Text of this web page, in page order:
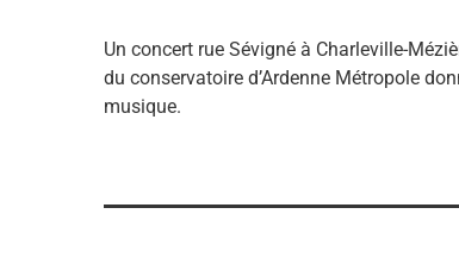
Un concert rue Sévigné à Charleville-
du conservatoire d’Ardenne Métropole
musique.